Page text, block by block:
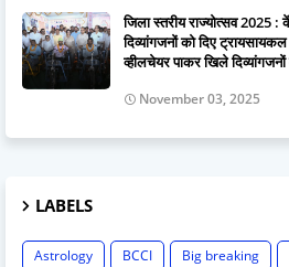
जिला स्तरीय राज्योत्सव 2025 :
दिव्यांगजनों को दिए
व्हीलचेयर पाकर खिले
November 03, 2025
LABELS
Astrology BCCI Big breaking